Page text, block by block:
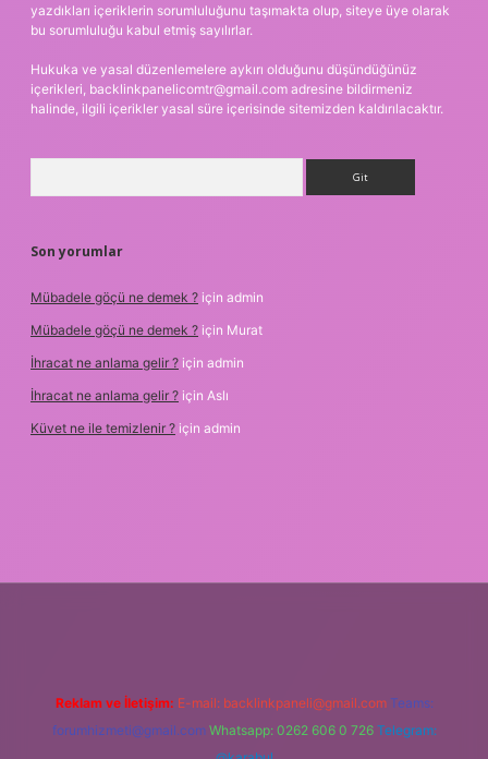
yazdıkları içeriklerin sorumluluğunu taşımakta olup, siteye üye olarak
bu sorumluluğu kabul etmiş sayılırlar.
Hukuka ve yasal düzenlemelere aykırı olduğunu düşündüğünüz
içerikleri, backlinkpanelicomtr@gmail.com adresine bildirmeniz
halinde, ilgili içerikler yasal süre içerisinde sitemizden kaldırılacaktır.
Son yorumlar
Mübadele göçü ne demek ? için admin
Mübadele göçü ne demek ? için Murat
İhracat ne anlama gelir ? için admin
İhracat ne anlama gelir ? için Aslı
Küvet ne ile temizlenir ? için admin
Reklam ve İletişim: E-mail: backlinkpaneli@gmail.com Teams:
forumhizmeti@gmail.com Whatsapp: 0262 606 0 726 Telegram: